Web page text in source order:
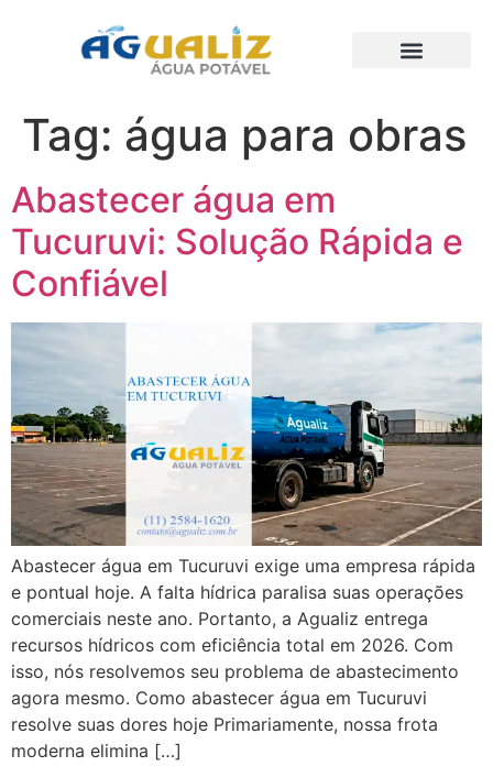
Tag: água para obras
Abastecer água em
Tucuruvi: Solução Rápida e
Confiável
Abastecer água em Tucuruvi exige uma empresa rápida
e pontual hoje. A falta hídrica paralisa suas operações
comerciais neste ano. Portanto, a Agualiz entrega
recursos hídricos com eficiência total em 2026. Com
isso, nós resolvemos seu problema de abastecimento
agora mesmo. Como abastecer água em Tucuruvi
resolve suas dores hoje Primariamente, nossa frota
moderna elimina […]